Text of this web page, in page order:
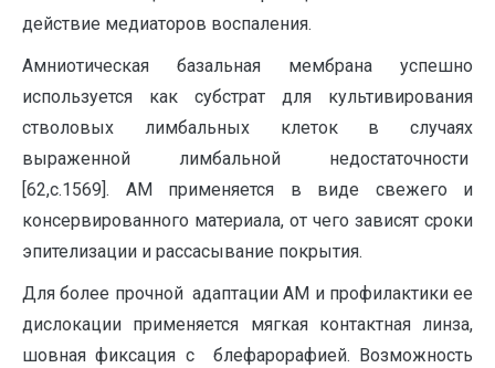
действие медиаторов воспаления.
Амниотическая базальная мембрана успешно
используется как субстрат для культивирования
стволовых лимбальных клеток в случаях
выраженной лимбальной недостаточности
[62,с.1569]. АМ применяется в виде свежего и
консервированного материала, от чего зависят сроки
эпителизации и рассасывание покрытия.
Для более прочной адаптации АМ и профилактики ее
дислокации применяется мягкая контактная линза,
шовная фиксация с блефарорафией. Возможность